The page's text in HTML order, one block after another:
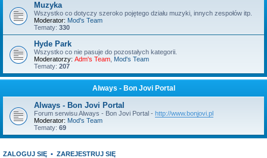
Muzyka
Wszystko co dotyczy szeroko pojętego działu muzyki, innych zespołów itp.
Moderator: Mod's Team
Tematy: 330
Hyde Park
Wszystko co nie pasuje do pozostałych kategorii.
Moderatorzy: Adm's Team Mod's Team
Tematy: 207
Always - Bon Jovi Portal
Always - Bon Jovi Portal
Forum serwisu Always - Bon Jovi Portal - http://www.bonjovi.pl
Moderator: Mod's Team
Tematy: 69
ZALOGUJ SIĘ • ZAREJESTRUJ SIĘ